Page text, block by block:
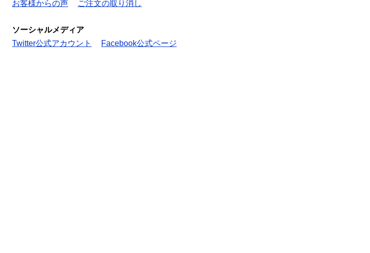
お客様からの声
ご注文の取り消し
ソーシャルメディア
Twitter公式アカウント
Facebook公式ページ